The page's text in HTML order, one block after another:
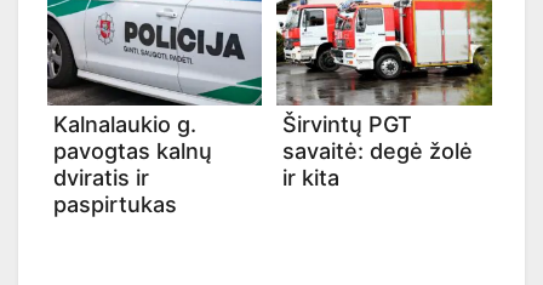
Kalnalaukio g.
pavogtas kalnų
dviratis ir
paspirtukas
Širvintų PGT
savaitė: degė žolė
ir kita